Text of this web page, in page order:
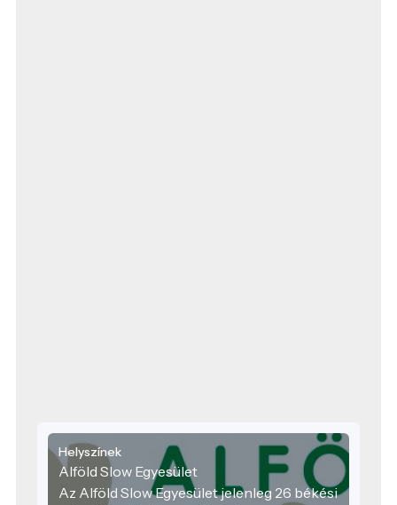
Helyszínek
Alföld Slow Egyesület
Az Alföld Slow Egyesület jelenleg 26 békési